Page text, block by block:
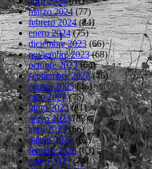
marzo 2024(77)
febrero 2024(84)
enero 2024(75)
diciembre 2023(66)
noviembre 2023(68)
octubre 2023(64)
septiembre 2023(46)
agosto 2023(46)
julio 2023(75)
junio 2023(81)
mayo 2023(83)
abril 2023(66)
marzo 2023(62)
febrero 2023(63)
enero 2023(74)